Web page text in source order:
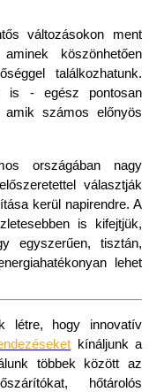
változásokon ment
köszönhetően
találkozhatunk.
is - egész pontosan
számos előnyös
országában nagy
választják
kerül napirendre. A
is kifejtjük,
egyszerűen, tisztán,
lehet
létre, hogy innovatív
kínáljunk a
többek között az
hőtárolós